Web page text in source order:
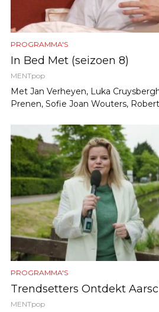
PROGRAMMA'S
In Bed Met (seizoen 8)
MENTpop
Met Jan Verheyen, Luka
Prenen, Sofie Joan Wouters,
PROGRAMMA'S
Trendsetters Ontdekt
MENTpop